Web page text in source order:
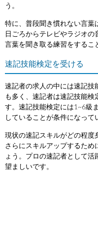
う。
特に、普段聞き慣れない言葉
日ごろからテレビやラジオ
言葉を聞き取る練習をするこ
速記技能検定を受ける
速記者の求人の中には速記技
も多く、速記者は速記技能検
す。速記技能検定には1~6級
していることが条件になって
現状の速記スキルがどの程度
さらにスキルアップするため
ょう。プロの速記者として
望ましいです。